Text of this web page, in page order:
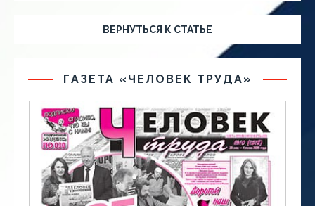
ВЕРНУТЬСЯ К СТАТЬЕ
ГАЗЕТА «ЧЕЛОВЕК ТРУДА»